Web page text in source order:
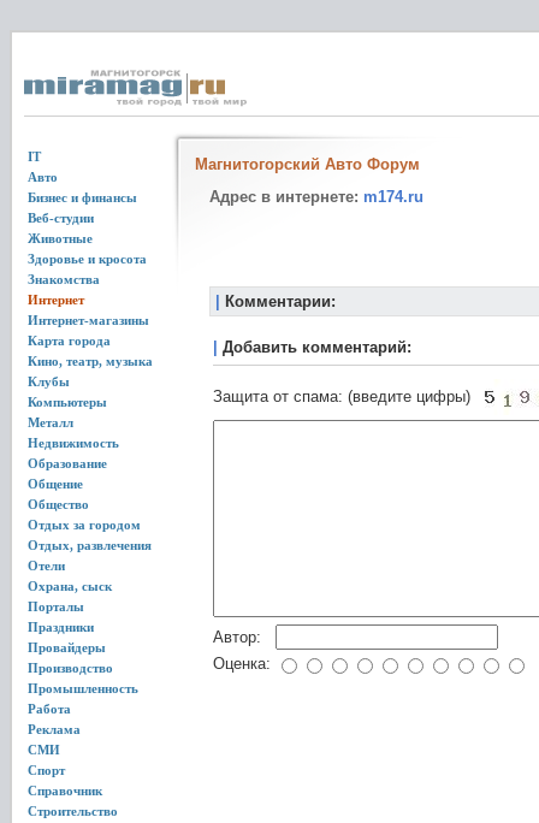
IT
Авто
Бизнес и финансы
Веб-студии
Животные
Здоровье и кросота
Знакомства
Интернет
Интернет-магазины
Карта города
Кино, театр, музыка
Клубы
Компьютеры
Металл
Недвижимость
Образование
Общение
Общество
Отдых за городом
Отдых, развлечения
Отели
Охрана, сыск
Порталы
Праздники
Провайдеры
Производство
Промышленность
Работа
Реклама
СМИ
Спорт
Справочник
Строительство
Магнитогорский Авто Форум
Адрес в интернете: m174.ru
Комментарии:
Добавить комментарий:
Защита от спама: (введите цифры)
Автор:
Оценка: